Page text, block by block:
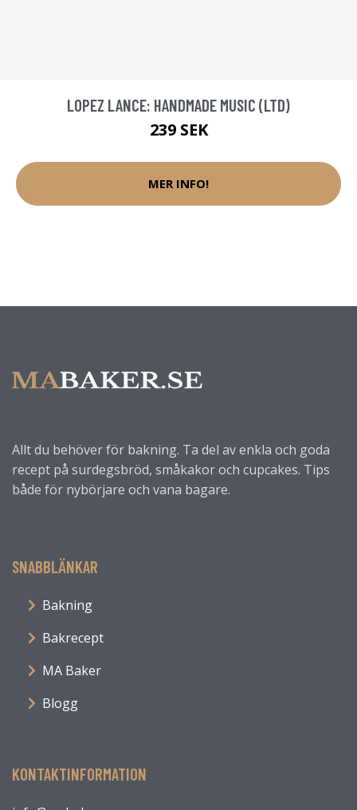
LOPEZ LANCE: HANDMADE MUSIC (LTD)
239 SEK
MER INFO!
Allt du behöver för bakning. Ta del av enkla och goda
recept på surdegsbröd, småkakor och cupcakes. Tips
både för nybörjare och vana bagare.
SNABBLÄNKAR
Bakning
Bakrecept
MA Baker
Blogg
KONTAKTINFORMATION